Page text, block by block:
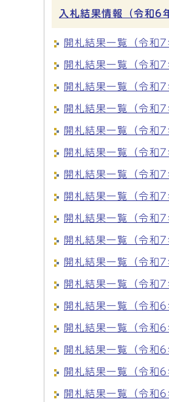
入札結果情報（令和6
開札結果一覧（令和
開札結果一覧（令和
開札結果一覧（令和
開札結果一覧（令和
開札結果一覧（令和
開札結果一覧（令和
開札結果一覧（令和
開札結果一覧（令和
開札結果一覧（令和
開札結果一覧（令和
開札結果一覧（令和
開札結果一覧（令和
開札結果一覧（令和
開札結果一覧（令和
開札結果一覧（令和
開札結果一覧（令和
開札結果一覧（令和